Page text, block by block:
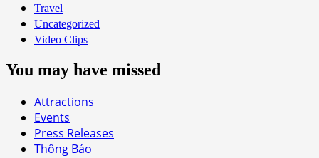
Travel
Uncategorized
Video Clips
You may have missed
Attractions
Events
Press Releases
Thông Báo